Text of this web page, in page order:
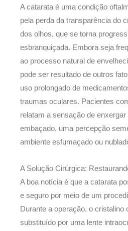
A catarata é uma condição
pela perda da transparência do
dos olhos, que se torna
esbranquiçada. Embora seja
ao processo natural de
pode ser resultado de outros
uso prolongado de
traumas oculares. Pacientes
relatam a sensação de
embaçado, uma percepção
ambiente esfumaçado ou
A Solução Cirúrgica:
A boa notícia é que a catarata
e seguro por meio de um
Durante a operação, o cristalino
substituído por uma lente